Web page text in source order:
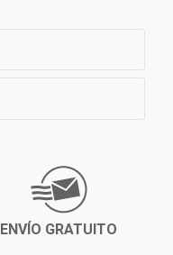
ENVÍO GRATUITO